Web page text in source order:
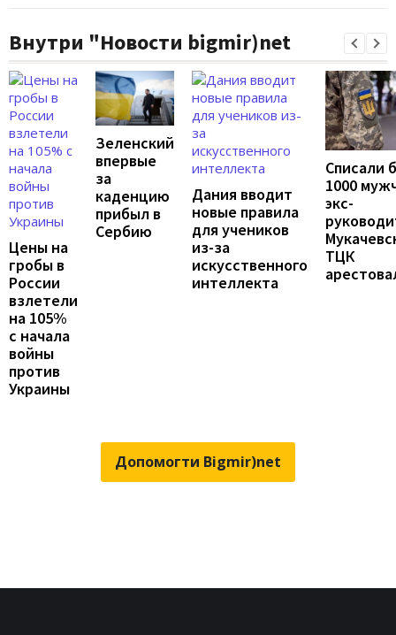
Внутри "Новости bigmir)net
Цены на
гробы в
России
взлетели
на 105%
с начала
войны
против
Украины
Зеленский
впервые
за
каденцию
прибыл в
Сербию
Дания вводит
новые правила
для учеников
из-за
искусственного
интеллекта
Списали
1000
экс-
ТЦК
Допомогти Bigmir)net